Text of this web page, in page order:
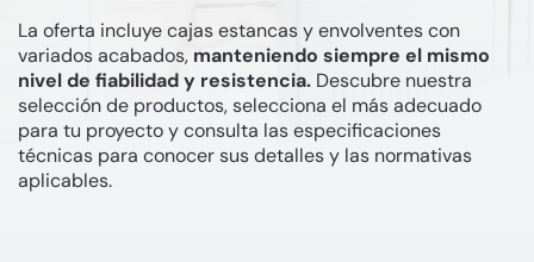
La oferta incluye cajas estancas y envolventes con
variados acabados, manteniendo siempre el mismo
nivel de fiabilidad y resistencia. Descubre nuestra
selección de productos, selecciona el más adecuado
para tu proyecto y consulta las especificaciones
técnicas para conocer sus detalles y las normativas
aplicables.